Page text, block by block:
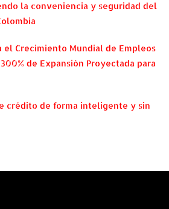
la conveniencia y seguridad del
el Crecimiento Mundial de Empleos
de Expansión Proyectada para
crédito de forma inteligente y sin